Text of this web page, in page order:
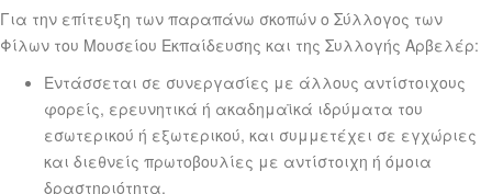
Για την επίτευξη των παραπάνω σκοπών ο Σύλλογος των
Φίλων του Μουσείου Εκπαίδευσης και της Συλλογής Αρβελέρ:
Εντάσσεται σε συνεργασίες με άλλους αντίστοιχους
φορείς, ερευνητικά ή ακαδημαϊκά ιδρύματα του
εσωτερικού ή εξωτερικού, και συμμετέχει σε εγχώριες
και διεθνείς πρωτοβουλίες με αντίστοιχη ή όμοια
δραστηριότητα.